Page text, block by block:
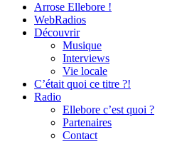
Arrose Ellebore !
WebRadios
Découvrir
Musique
Interviews
Vie locale
C’était quoi ce titre ?!
Radio
Ellebore c’est quoi ?
Partenaires
Contact